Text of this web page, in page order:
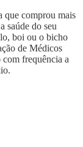
que comprou mais
saúde do seu
boi ou o bicho
de Médicos
frequência a